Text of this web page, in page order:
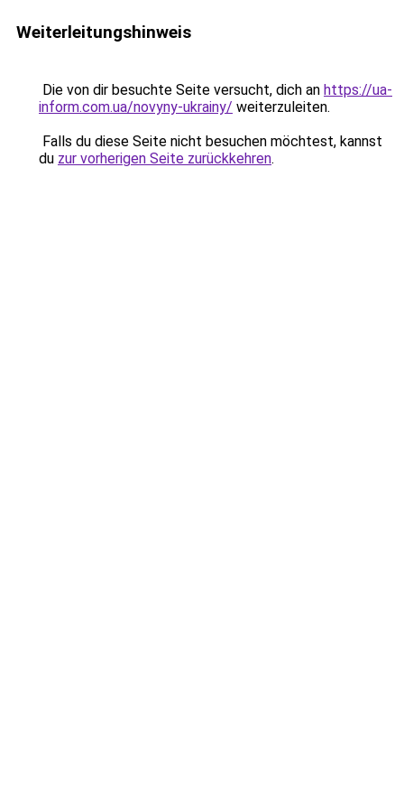
Weiterleitungshinweis
Die von dir besuchte Seite versucht, dich an https://ua-
inform.com.ua/novyny-ukrainy/ weiterzuleiten.
Falls du diese Seite nicht besuchen möchtest, kannst
du zur vorherigen Seite zurückkehren.